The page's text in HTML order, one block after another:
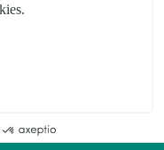
une plante à